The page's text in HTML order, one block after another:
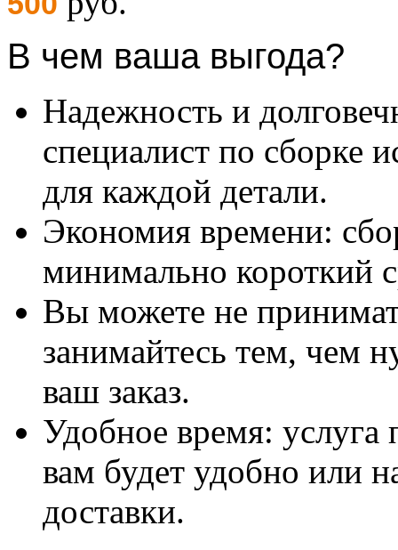
В чем ваша выгода?
Надежность и
специалист по сборке
для каждой детали.
Экономия времени:
минимально короткий
Вы можете не
занимайтесь тем, чем
ваш заказ.
Удобное время: услуга
вам будет удобно или
доставки.